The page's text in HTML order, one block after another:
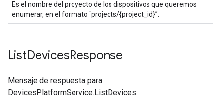
Es el nombre del proyecto de los dispositivos que queremos
enumerar, en el formato `projects/{project_id}”.
ListDevicesResponse
Mensaje de respuesta para
DevicesPlatformService.ListDevices.